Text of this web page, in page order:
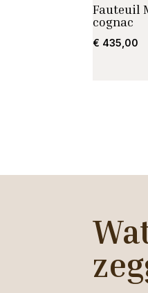
Fauteuil
cognac
€ 435,00